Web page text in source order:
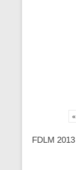
«
FDLM 2013